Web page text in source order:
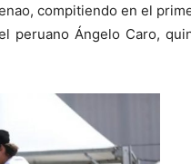
compitiendo en el
Ángelo Caro,